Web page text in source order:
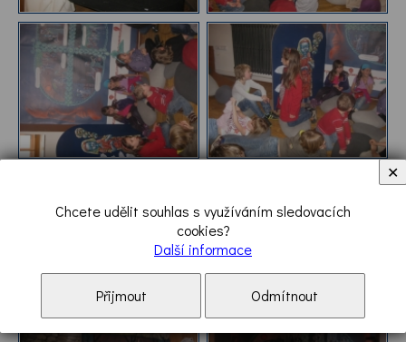
Chcete udělit souhlas s využíváním sledovacích
cookies?
Další informace
Přijmout Odmítnout
✕